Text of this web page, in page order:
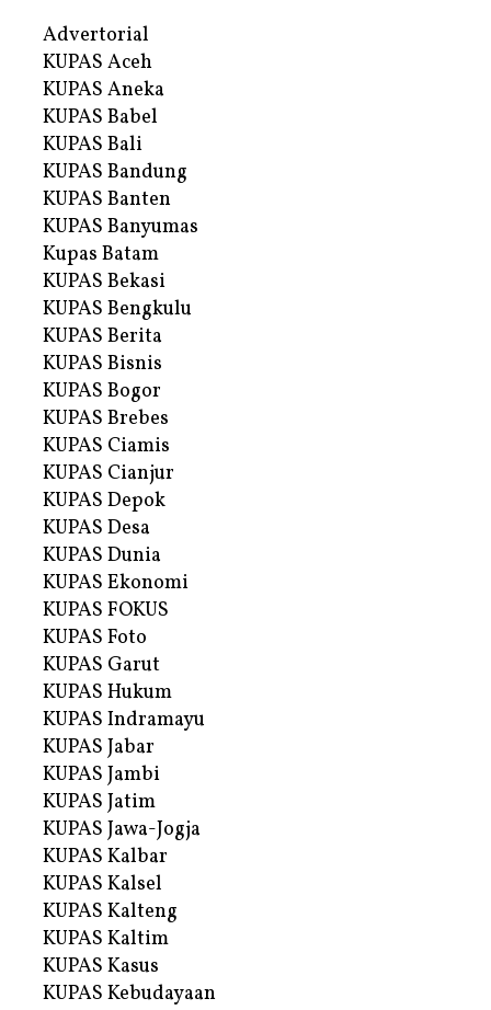
Advertorial
KUPAS Aceh
KUPAS Aneka
KUPAS Babel
KUPAS Bali
KUPAS Bandung
KUPAS Banten
KUPAS Banyumas
Kupas Batam
KUPAS Bekasi
KUPAS Bengkulu
KUPAS Berita
KUPAS Bisnis
KUPAS Bogor
KUPAS Brebes
KUPAS Ciamis
KUPAS Cianjur
KUPAS Depok
KUPAS Desa
KUPAS Dunia
KUPAS Ekonomi
KUPAS FOKUS
KUPAS Foto
KUPAS Garut
KUPAS Hukum
KUPAS Indramayu
KUPAS Jabar
KUPAS Jambi
KUPAS Jatim
KUPAS Jawa-Jogja
KUPAS Kalbar
KUPAS Kalsel
KUPAS Kalteng
KUPAS Kaltim
KUPAS Kasus
KUPAS Kebudayaan